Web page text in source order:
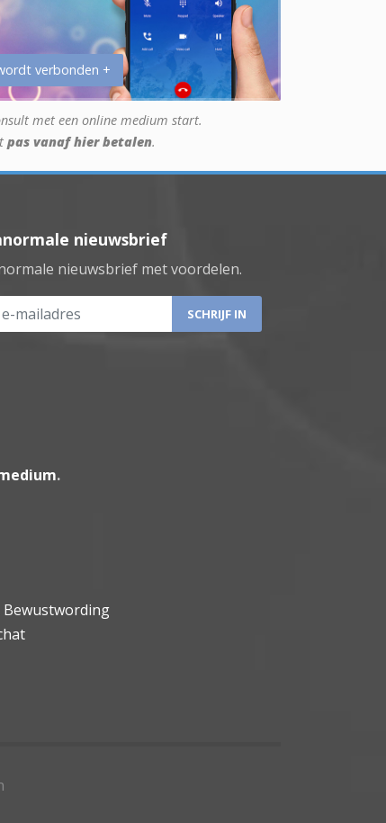
verbonden +
met een online medium start.
pas vanaf hier betalen.
nieuwsbrief
nieuwsbrief met voordelen.
mailadres
.
Bewustwording